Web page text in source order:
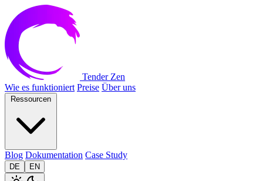
Tender Zen
Wie es funktioniert Preise Über uns
Blog Dokumentation Case Study
DE EN